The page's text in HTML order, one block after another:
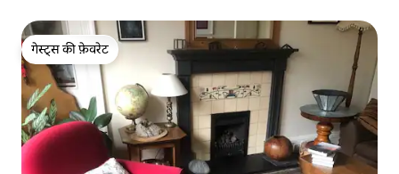
गेस्ट्स की फ़ेवरेट
गेस्ट्स की फ़ेवरेट